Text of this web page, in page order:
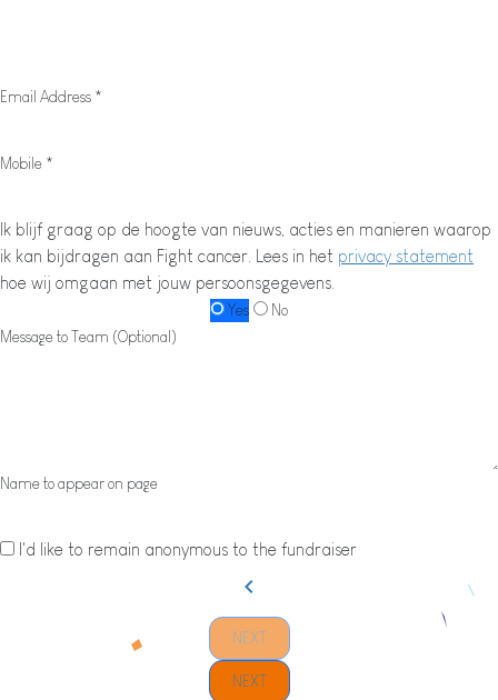
Email Address *
Mobile *
Ik blijf graag op de hoogte van nieuws, acties en manieren waarop
ik kan bijdragen aan Fight cancer. Lees in het privacy statement
hoe wij omgaan met jouw persoonsgegevens.
Yes
No
Message to Team (Optional)
Name to appear on page
I'd like to remain anonymous to the fundraiser
chevron_left
NEXT
NEXT